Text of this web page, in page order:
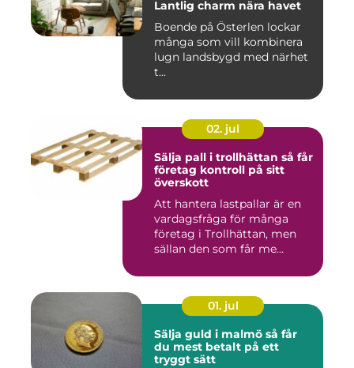
Lantlig charm nära havet
Boende på Österlen lockar
många som vill kombinera
lugn landsbygd med närhet
t...
02. jul
Sälja pall i trollhättan så får
företag kontroll på sitt
överskott
Att hantera lastpallar är en
vardagsfråga för många
företag i Trollhättan, men
sällan den som får me...
01. jul
Sälja guld i malmö så får
du mest betalt på ett
tryggt sätt